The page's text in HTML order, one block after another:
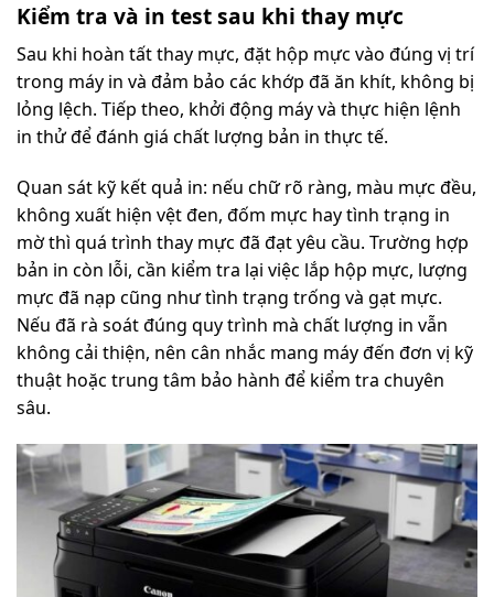
Kiểm tra và in test sau khi thay mực
Sau khi hoàn tất thay mực, đặt hộp mực vào đúng vị trí
trong máy in và đảm bảo các khớp đã ăn khít, không bị
lỏng lệch. Tiếp theo, khởi động máy và thực hiện lệnh
in thử để đánh giá chất lượng bản in thực tế.
Quan sát kỹ kết quả in: nếu chữ rõ ràng, màu mực đều,
không xuất hiện vệt đen, đốm mực hay tình trạng in
mờ thì quá trình thay mực đã đạt yêu cầu. Trường hợp
bản in còn lỗi, cần kiểm tra lại việc lắp hộp mực, lượng
mực đã nạp cũng như tình trạng trống và gạt mực.
Nếu đã rà soát đúng quy trình mà chất lượng in vẫn
không cải thiện, nên cân nhắc mang máy đến đơn vị kỹ
thuật hoặc trung tâm bảo hành để kiểm tra chuyên
sâu.